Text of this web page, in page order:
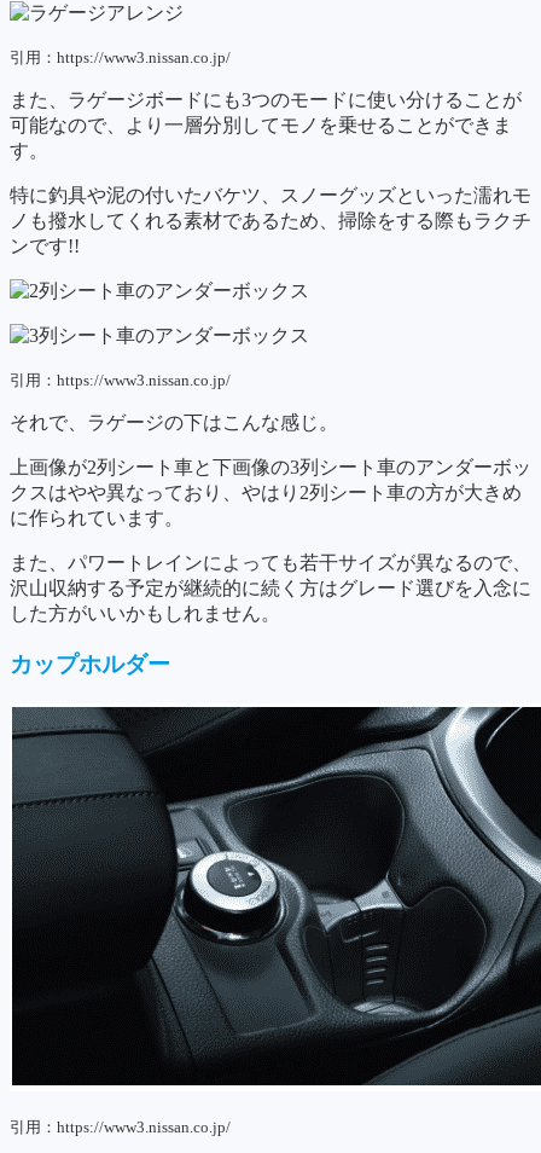
引用：https://www3.nissan.co.jp/
また、ラゲージボードにも3つのモードに使い分けることが
可能なので、より一層分別してモノを乗せることができま
す。
特に釣具や泥の付いたバケツ、スノーグッズといった濡れモ
ノも撥水してくれる素材であるため、掃除をする際もラクチ
ンです!!
引用：https://www3.nissan.co.jp/
それで、ラゲージの下はこんな感じ。
上画像が2列シート車と下画像の3列シート車のアンダーボッ
クスはやや異なっており、やはり2列シート車の方が大きめ
に作られています。
また、パワートレインによっても若干サイズが異なるので、
沢山収納する予定が継続的に続く方はグレード選びを入念に
した方がいいかもしれません。
カップホルダー
引用：https://www3.nissan.co.jp/